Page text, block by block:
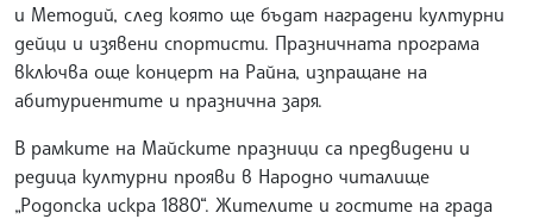
и Методий, след която ще бъдат наградени културни
дейци и изявени спортисти. Празничната програма
включва още концерт на Райна, изпращане на
абитуриентите и празнична заря.
В рамките на Майските празници са предвидени и
редица културни прояви в Народно читалище
„Родопска искра 1880“. Жителите и гостите на града